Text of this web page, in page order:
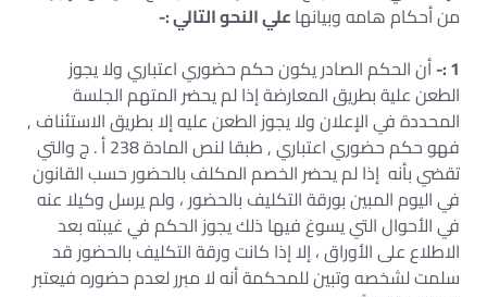
من أحكام هامه وبيانهاعلي النحو التالي :-
1 :- أن الحكم الصادر يكون حكم حضوري اعتباري ولا يجوز
الطعن علية بطريق المعارضة إذا لم يحضر المتهم الجلسة
المحددة في الإعلان ولا يجوز الطعن عليه إلا بطريق الاستئناف ,
فهو حكم حضوري اعتباري , طبقا لنص المادة 238 أ . ج والتي
تقضي بأنه إذا لم يحضر الخصم المكلف بالحضور حسب القانون
في اليوم المبين بورقة التكليف بالحضور ، ولم يرسل وكيلا عنه
في الأحوال التي يسوغ فيها ذلك يجوز الحكم في غيبته بعد
الاطلاع على الأوراق ، إلا إذا كانت ورقة التكليف بالحضور قد
سلمت لشخصه وتبين للمحكمة أنه لا مبرر لعدم حضوره فيعتبر